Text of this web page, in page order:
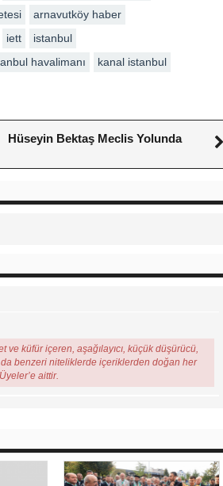
arnavutköy haber
iett
istanbul
havalimanı
kanal istanbul
Hüseyin Bektaş Meclis Yolunda
ve küfür içeren, aşağılayıcı, küçük düşürücü,
da benzeri niteliklerde içeriklerden doğan her
aittir.